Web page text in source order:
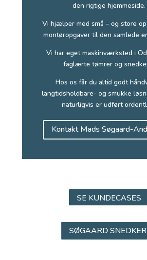
den rigtige hjemmeside.
Vi hjælper med små – og store
montøropgaver til den samlede
Vi har eget maskinværksted i
faglærte tømrer og
Hos os får du altid godt
langtidsholdbare- og smukke
naturligvis er udført
Kontakt Mads Søgaard-
SE KUNDECASES
SØGAARD